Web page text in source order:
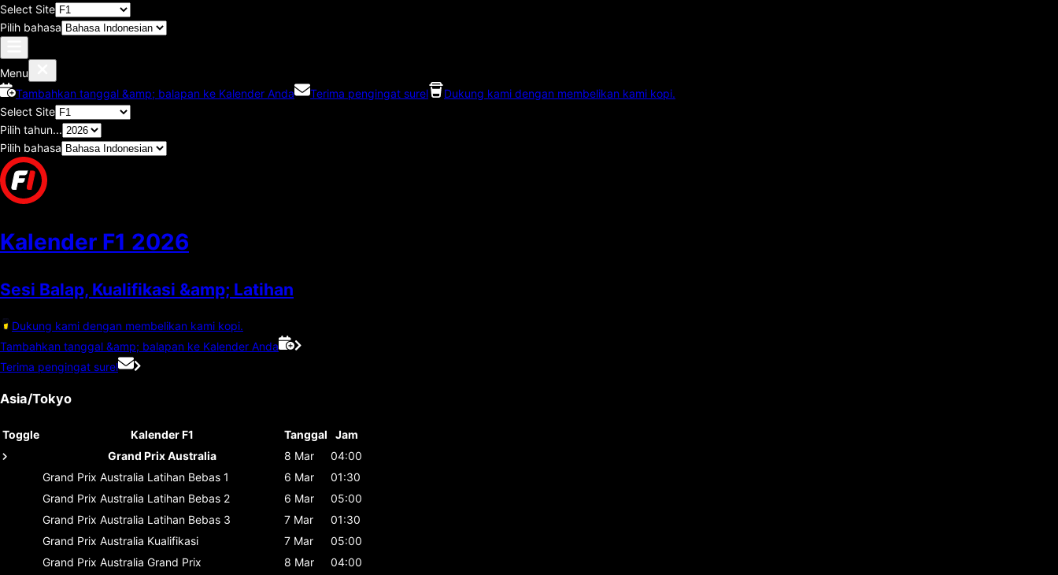
Select Site
Pilih bahasa
Menu
Tambahkan tanggal &amp; balapan ke Kalender Anda
Terima pengingat surel
Dukung kami dengan membelikan kami kopi.
Select Site
Pilih tahun...
Pilih bahasa
Kalender F1 2026
Sesi Balap, Kualifikasi &amp; Latihan
Dukung kami dengan membelikan kami kopi.
Tambahkan tanggal &amp; balapan ke Kalender Anda
Terima pengingat surel
Asia/Tokyo
Toggle Kalender F1 Tanggal
Jam
Grand Prix Australia
8 Mar
04:00
Grand Prix Australia Latihan Bebas 1 6 Mar
01:30
Grand Prix Australia Latihan Bebas 2 6 Mar
05:00
Grand Prix Australia Latihan Bebas 3 7 Mar
01:30
Grand Prix Australia Kualifikasi 7 Mar
05:00
Grand Prix Australia Grand Prix 8 Mar
04:00